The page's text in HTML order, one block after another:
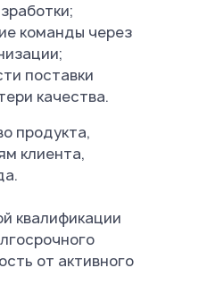
команды через
поставки
качества.
продукта,
клиента,
квалификации
от активного